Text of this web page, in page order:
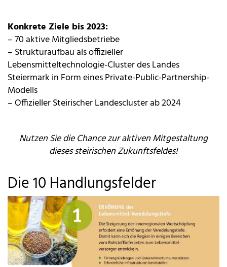
Konkrete Ziele bis 2023:
– 70 aktive Mitgliedsbetriebe
– Strukturaufbau als offizieller
Lebensmitteltechnologie-Cluster des Landes
Steiermark in Form eines Private-Public-Partnership-
Modells
– Offizieller Steirischer Landescluster ab 2024
Nutzen Sie die Chance zur aktiven Mitgestaltung
dieses steirischen Zukunftsfeldes!
Die 10 Handlungsfelder